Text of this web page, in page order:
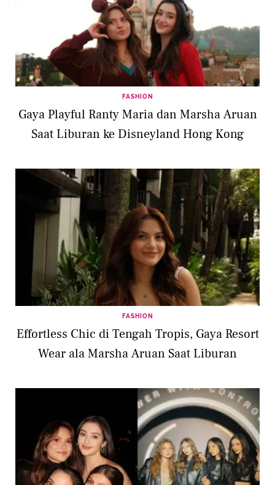
FASHION
Gaya Playful Ranty Maria dan Marsha Aruan
Saat Liburan ke Disneyland Hong Kong
FASHION
Effortless Chic di Tengah Tropis, Gaya Resort
Wear ala Marsha Aruan Saat Liburan